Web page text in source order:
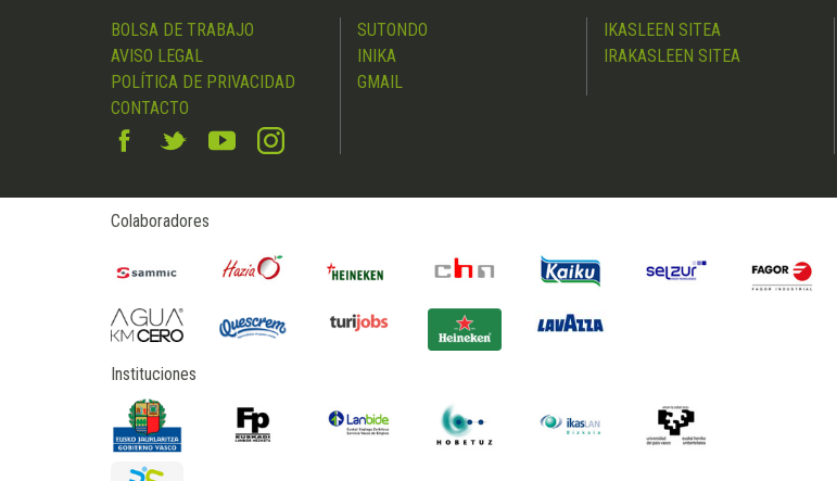
BOLSA DE TRABAJO
AVISO LEGAL
POLÍTICA DE PRIVACIDAD
CONTACTO
SUTONDO
INIKA
GMAIL
IKASLEEN SITEA
IRAKASLEEN SITEA
Colaboradores
Instituciones